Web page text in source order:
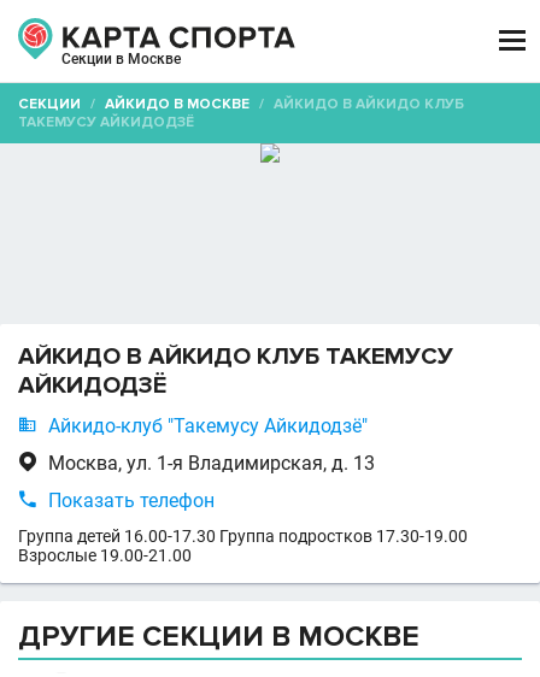
Секции в Москве

СЕКЦИИ / АЙКИДО В МОСКВЕ / АЙКИДО В АЙКИДО КЛУБ
ТАКЕМУСУ АЙКИДОДЗЁ
АЙКИДО В АЙКИДО КЛУБ ТАКЕМУСУ
АЙКИДОДЗЁ
 Айкидо-клуб "Такемусу Айкидодзё"
 Москва, ул. 1-я Владимирская, д. 13
 Показать телефон
Группа детей 16.00-17.30 Группа подростков 17.30-19.00
Взрослые 19.00-21.00
ДРУГИЕ СЕКЦИИ В МОСКВЕ